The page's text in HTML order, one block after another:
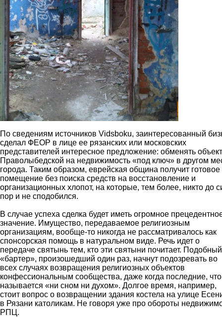
По сведениям источников Vidsboku, заинтересованный
сделал ФЕОР в лице ее рязанских или московских
представителей интересное предложение: обменять
Праволыбедской на недвижимость «под ключ» в другом
города. Таким образом, еврейская община получит готовое
помещение без поиска средств на восстановление и
организационных хлопот, на которые, тем более, никто до
пор и не сподобился.
В случае успеха сделка будет иметь огромное
значение. Имущество, передаваемое религиозным
организациям, вообще-то никогда не рассматривалось как
спонсорская помощь в натуральном виде. Речь идет о
передаче святынь тем, кто эти святыни почитает. Подобный
«бартер», произошедший один раз, начнут подозревать во
всех случаях возвращения религиозных объектов
конфессиональным сообщества, даже когда последние, что
называется «ни сном ни духом». Долгое время, например,
стоит вопрос о возвращении здания костела на улице
в Рязани католикам. Не говоря уже про обороты
РПЦ.